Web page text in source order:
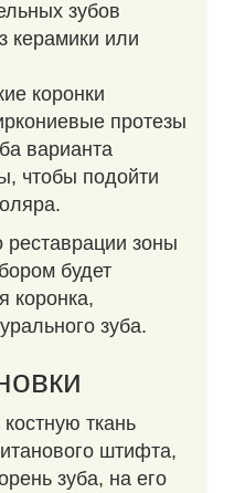
зубов
керамики или
коронки
протезы
варианта
чтобы подойти
реставрации зоны
будет
коронка,
зуба.
ткань
штифта,
зуба, на его